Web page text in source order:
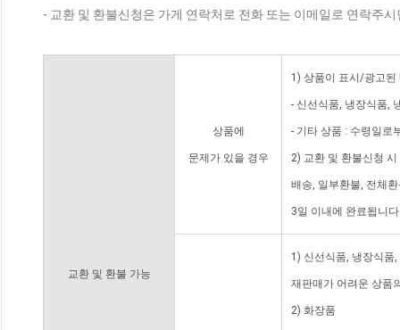
- 교환 및 환불신청은 가게 연락처로 전화 또는 이메일로 연락주
교환 및 환불 가능
상품에
문제가 있을 경우
1) 상품이 표시/광고된
- 신선식품, 냉장식품,
- 기타 상품 : 수령일로
2) 교환 및 환불신청
배송, 일부환불, 전체
3일 이내에 완료됩니
1) 신선식품, 냉장식품
재판매가 어려운 상품
2) 화장품